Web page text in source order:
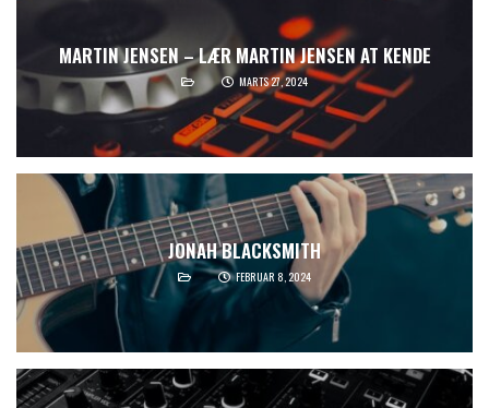
MARTIN JENSEN – LÆR MARTIN JENSEN AT KENDE
MARTS 27, 2024
JONAH BLACKSMITH
FEBRUAR 8, 2024